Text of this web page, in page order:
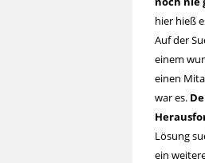
hier hieß
Auf der
einem
einen
war es.
Lösung
ein